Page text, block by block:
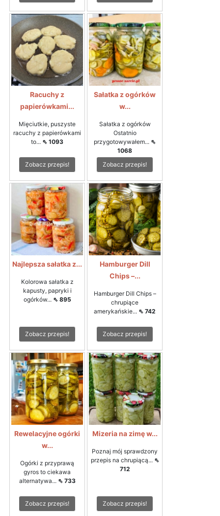
Racuchy z
papierówkami...
Mięciutkie, puszyste
racuchy z papierówkami
to... ⇖ 1093
Zobacz przepis!
Sałatka z ogórków
w...
Sałatka z ogórków
Ostatnio
przygotowywałem... ⇖
1068
Zobacz przepis!
Najlepsza sałatka z...
Kolorowa sałatka z
kapusty, papryki i
ogórków... ⇖ 895
Zobacz przepis!
Hamburger Dill
Chips –...
Hamburger Dill Chips –
chrupiące
amerykańskie... ⇖ 742
Zobacz przepis!
Rewelacyjne ogórki
w...
Ogórki z przyprawą
gyros to ciekawa
alternatywa... ⇖ 733
Zobacz przepis!
Mizeria na zimę w...
Poznaj mój sprawdzony
przepis na chrupiącą... ⇖
712
Zobacz przepis!